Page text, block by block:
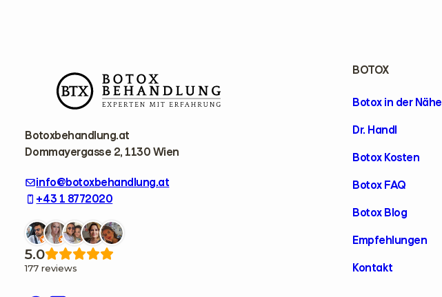
Botoxbehandlung.at
Dommayergasse 2, 1130 Wien
info@botoxbehandlung.at
+43 1 8772020
5.0
177 reviews
BOTOX
Botox in der Nähe
Dr. Handl
Botox Kosten
Botox FAQ
Botox Blog
Empfehlungen
Kontakt